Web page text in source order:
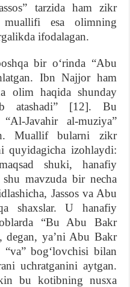
tarzida ham zikr
muallifi esa olimning
ifodalagan.
bir o‘rinda “Abu
Ibn Najjor ham
olim haqida shunday
atashadi” [12]. Bu
Javahir al-muziya”
Muallif bularni zikr
quyidagicha izohlaydi:
shuki, hanafiy
mavzuda bir necha
Jassos va Abu
shaxslar. U hanafiy
“Bu Abu Bakr
degan, ya’ni Abu Bakr
“va” bog‘lovchisi bilan
uchratganini aytgan.
bu kotibning nusxa